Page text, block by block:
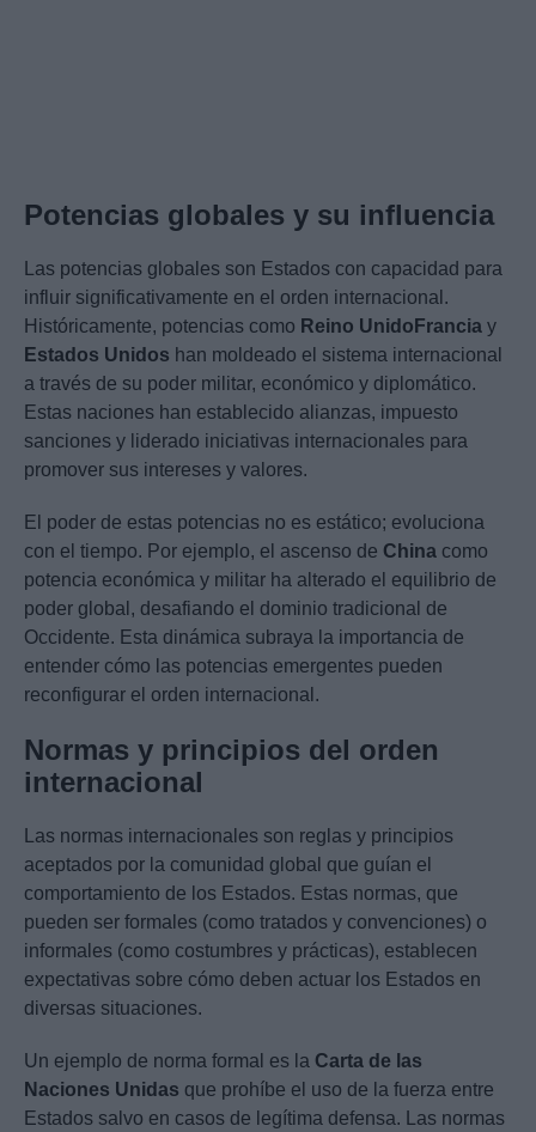
Potencias globales y su influencia
Las potencias globales son Estados con capacidad para
influir significativamente en el orden internacional.
Históricamente, potencias como Reino Unido Francia y
Estados Unidos han moldeado el sistema internacional
a través de su poder militar, económico y diplomático.
Estas naciones han establecido alianzas, impuesto
sanciones y liderado iniciativas internacionales para
promover sus intereses y valores.
El poder de estas potencias no es estático; evoluciona
con el tiempo. Por ejemplo, el ascenso de China como
potencia económica y militar ha alterado el equilibrio de
poder global, desafiando el dominio tradicional de
Occidente. Esta dinámica subraya la importancia de
entender cómo las potencias emergentes pueden
reconfigurar el orden internacional.
Normas y principios del orden
internacional
Las normas internacionales son reglas y principios
aceptados por la comunidad global que guían el
comportamiento de los Estados. Estas normas, que
pueden ser formales (como tratados y convenciones) o
informales (como costumbres y prácticas), establecen
expectativas sobre cómo deben actuar los Estados en
diversas situaciones.
Un ejemplo de norma formal es la Carta de las
Naciones Unidas que prohíbe el uso de la fuerza entre
Estados salvo en casos de legítima defensa. Las normas